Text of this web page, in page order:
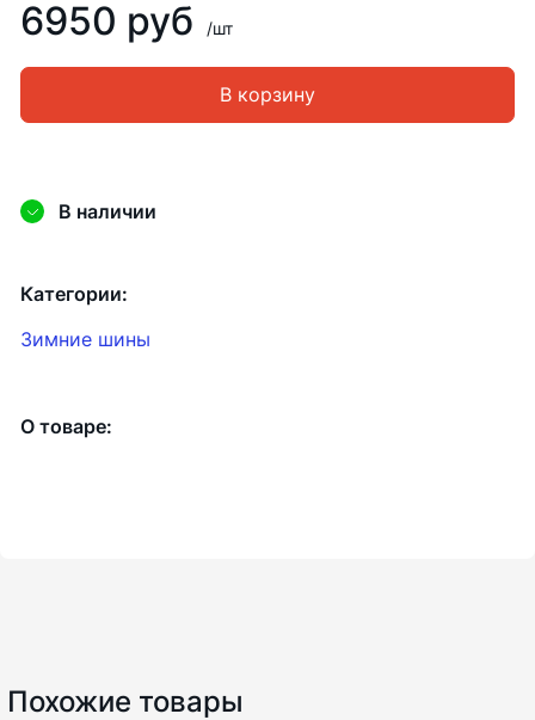
6950 руб /шт
В корзину
Категории:
Зимние шины
О товаре:
В наличии
Похожие товары